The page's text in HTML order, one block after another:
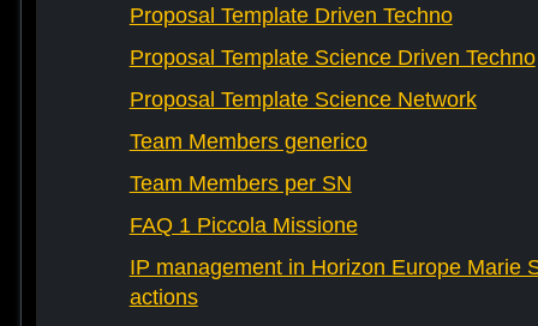
Proposal Template Driven Techno
Proposal Template Science Driven Techno
Proposal Template Science Network
Team Members generico
Team Members per SN
FAQ 1 Piccola Missione
IP management in Horizon Europe Marie
actions